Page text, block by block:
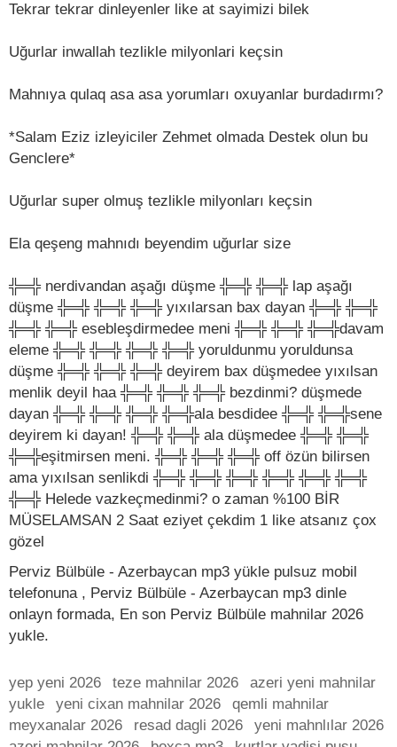
Tekrar tekrar dinleyenler like at sayimizi bilek
Uğurlar inwallah tezlikle milyonlari keçsin
Mahnıya qulaq asa asa yorumları oxuyanlar burdadırmı?
*Salam Eziz izleyiciler Zehmet olmada Destek olun bu
Genclere*
Uğurlar super olmuş tezlikle milyonları keçsin
Ela qeşeng mahnıdı beyendim uğurlar size
╬═╬ nerdivandan aşağı düşme ╬═╬ ╬═╬ lap aşağı
düşme ╬═╬ ╬═╬ ╬═╬ yıxılarsan bax dayan ╬═╬ ╬═╬
╬═╬ ╬═╬ esebleşdirmedee meni ╬═╬ ╬═╬ ╬═╬davam
eleme ╬═╬ ╬═╬ ╬═╬ ╬═╬ yoruldunmu yoruldunsa
düşme ╬═╬ ╬═╬ ╬═╬ deyirem bax düşmedee yıxılsan
menlik deyil haa ╬═╬ ╬═╬ ╬═╬ bezdinmi? düşmede
dayan ╬═╬ ╬═╬ ╬═╬ ╬═╬ala besdidee ╬═╬ ╬═╬sene
deyirem ki dayan! ╬═╬ ╬═╬ ala düşmedee ╬═╬ ╬═╬
╬═╬eşitmirsen meni. ╬═╬ ╬═╬ ╬═╬ off özün bilirsen
ama yıxılsan senlikdi ╬═╬ ╬═╬ ╬═╬ ╬═╬ ╬═╬ ╬═╬
╬═╬ Helede vazkeçmedinmi? o zaman %100 BİR
MÜSELAMSAN 2 Saat eziyet çekdim 1 like atsanız çox
gözel
Perviz Bülbüle - Azerbaycan mp3 yükle pulsuz mobil
telefonuna , Perviz Bülbüle - Azerbaycan mp3 dinle
onlayn formada, En son Perviz Bülbüle mahnilar 2026
yukle.
yep yeni 2026 teze mahnilar 2026
azeri yeni mahnilar
yukle
yeni cixan mahnilar 2026
qemli mahnilar
meyxanalar 2026
resad dagli 2026
yeni mahnlılar 2026